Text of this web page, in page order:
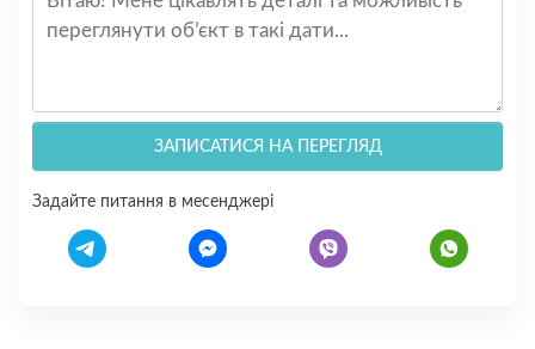
ЗАПИСАТИСЯ НА ПЕРЕГЛЯД
Задайте питання в месенджері